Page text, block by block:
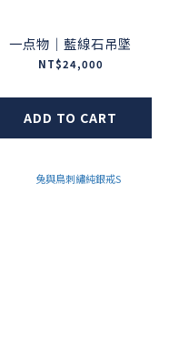
一点物｜藍線石吊墜
NT$24,000
ADD TO CART